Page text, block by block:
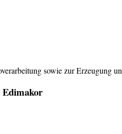
sowie zur Erzeugung